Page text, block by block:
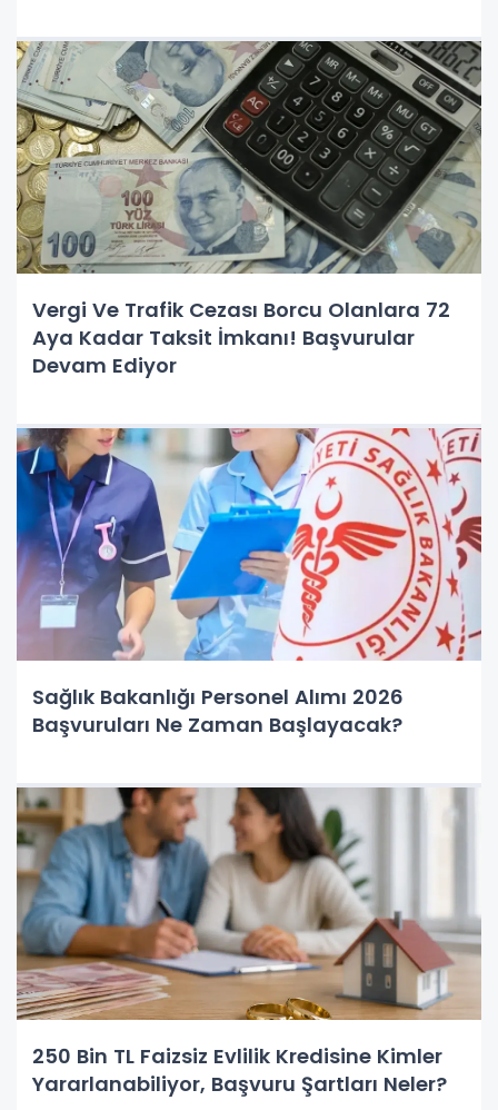
Vergi Ve Trafik Cezası Borcu Olanlara 72
Aya Kadar Taksit İmkanı! Başvurular
Devam Ediyor
Sağlık Bakanlığı Personel Alımı 2026
Başvuruları Ne Zaman Başlayacak?
250 Bin TL Faizsiz Evlilik Kredisine Kimler
Yararlanabiliyor, Başvuru Şartları Neler?